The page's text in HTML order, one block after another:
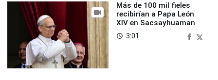
Más de 100 mil fieles
recibirían a Papa León
XIV en Sacsayhuaman
access_time 3:01